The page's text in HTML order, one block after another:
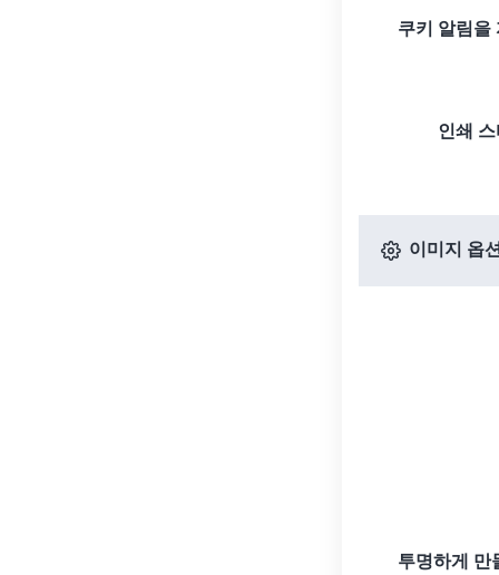
쿠키 알림을
인쇄
이미지 옵
투명하게 만